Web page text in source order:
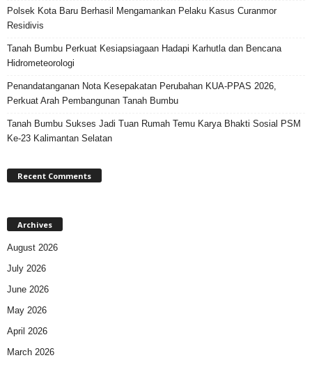
Polsek Kota Baru Berhasil Mengamankan Pelaku Kasus Curanmor
Residivis
Tanah Bumbu Perkuat Kesiapsiagaan Hadapi Karhutla dan Bencana
Hidrometeorologi
Penandatanganan Nota Kesepakatan Perubahan KUA-PPAS 2026,
Perkuat Arah Pembangunan Tanah Bumbu
Tanah Bumbu Sukses Jadi Tuan Rumah Temu Karya Bhakti Sosial PSM
Ke-23 Kalimantan Selatan
Recent Comments
Archives
August 2026
July 2026
June 2026
May 2026
April 2026
March 2026